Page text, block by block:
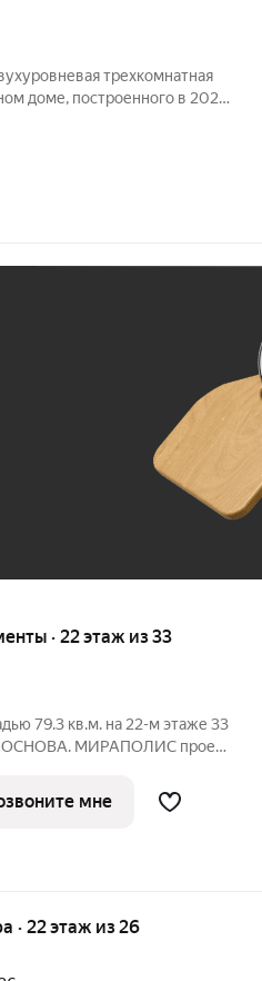
трехкомнатная
доме, построенного в 2021
дорогих материалов.
· 22 этаж из 33
79.3 кв.м. на 22-м этаже 33
МИРАПОЛИС проект
с авторскими
мне
· 22 этаж из 26